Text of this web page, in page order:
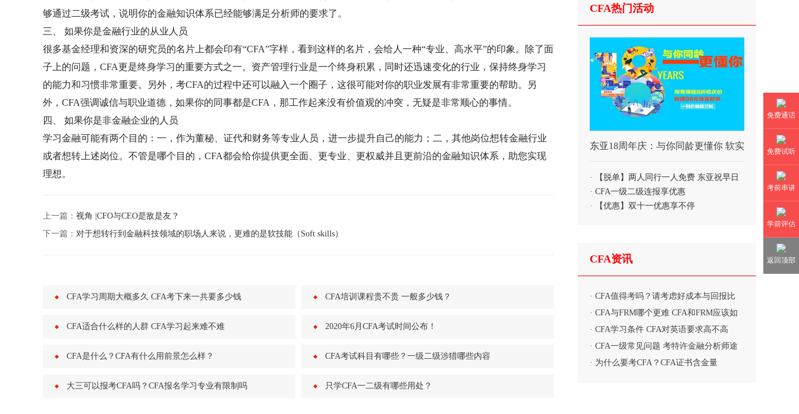
够通过二级考试，说明你的金融知识体系已经能够满足分析师的要求了。
三、 如果你是金融行业的从业人员
很多基金经理和资深的研究员的名片上都会印有“CFA”字样，看到这样的名片，会给人一种“专业、高水平”的印象。除了面
子上的问题，CFA更是终身学习的重要方式之一。资产管理行业是一个终身积累，同时还迅速变化的行业，保持终身学习
的能力和习惯非常重要。另外，考CFA的过程中还可以融入一个圈子，这很可能对你的职业发展有非常重要的帮助。另
外，CFA强调诚信与职业道德，如果你的同事都是CFA，那工作起来没有价值观的冲突，无疑是非常顺心的事情。
四、 如果你是非金融企业的人员
学习金融可能有两个目的：一，作为董秘、证代和财务等专业人员，进一步提升自己的能力；二，其他岗位想转金融行业
或者想转上述岗位。不管是哪个目的，CFA都会给你提供更全面、更专业、更权威并且更前沿的金融知识体系，助您实现
理想。
上一篇： 视角 |CFO与CEO是敌是友？
下一篇： 对于想转行到金融科技领域的职场人来说，更难的是软技能（Soft skills）
CFA学习周期大概多久 CFA考下来一共要多少钱 CFA培训课程贵不贵 一般多少钱？
CFA适合什么样的人群 CFA学习起来难不难 2020年6月CFA考试时间公布！
CFA是什么？CFA有什么用前景怎么样？ CFA考试科目有哪些？一级二级涉猎哪些内容
大三可以报考CFA吗？CFA报名学习专业有限制吗 只学CFA一二级有哪些用处？
CFA热门活动
东亚18周年庆：与你同龄更懂你 软实
力打包购、秒杀优惠享不停
· 【脱单】两人同行一人免费 东亚祝早日
脱单
· CFA一级二级连报享优惠
· 【优惠】双十一优惠享不停
CFA资讯
· CFA值得考吗？请考虑好成本与回报比
· CFA与FRM哪个更难 CFA和FRM应该如
何选择
· CFA学习条件 CFA对英语要求高不高
· CFA一级常见问题 考特许金融分析师途
中难题
· 为什么要考CFA？CFA证书含金量
免费通话
免费试听
考前串讲
学前评估
返回顶部